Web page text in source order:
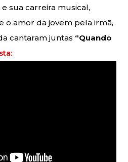
sua carreira musical,
o amor da jovem pela irmã,
cantaram juntas “Quando